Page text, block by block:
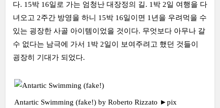
다. 15박 16일로 가는 엄청난 대장정의 길. 1박 2일 여행을 다
녀오고 2주간 방영을 하니 15박 16일이면 1년을 우려먹을 수
있는 굉장한 사골 아이템이었을 것이다. 무엇보다 아무나 갈
수 없다는 남극에 가서 1박 2일이 보여주려고 했던 것들이
굉장히 기대가 되었다.
Antartic Swimming (fake!) by Roberto Rizzato ►pix